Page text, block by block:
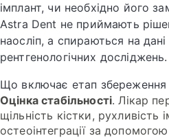
імплант, чи необхідно його
Astra Dent не приймають
наосліп, а спираються на дані
рентгенологічних досліджень.
Що включає етап збереження
Оцінка стабільності. Лікар
щільність кістки, рухливість
остеоінтеграції за